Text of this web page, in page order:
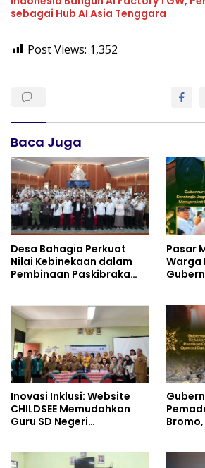
sebagai Hub AI Asia Tenggara
Post Views: 1,352
Baca Juga
Desa Bahagia Perkuat
Nilai Kebinekaan dalam
Pembinaan Paskibraka
Pasar
Warga
Inovasi Inklusi: Website
CHILDSEE Memudahkan
Guru SD Negeri
Berkebutuhan Khusus